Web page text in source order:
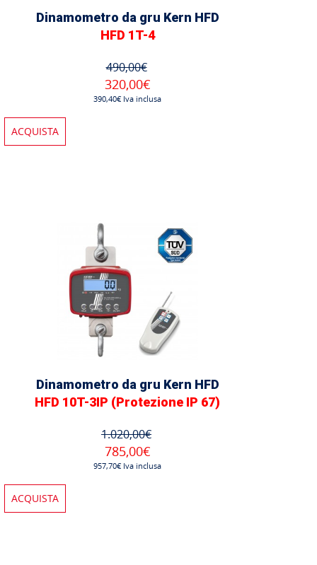
Dinamometro da gru Kern HFD
HFD 1T-4
490,00€
320,00€
390,40€ Iva inclusa
ACQUISTA
Dinamometro da gru Kern HFD
HFD 10T-3IP (Protezione IP 67)
1.020,00€
785,00€
957,70€ Iva inclusa
ACQUISTA